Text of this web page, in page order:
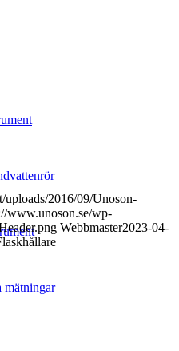
mätningar
uploads/2016/09/Unoson-
www.unoson.se/wp-
Webbmaster2023-04-